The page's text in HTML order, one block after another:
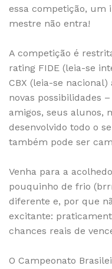
essa competição, um
mestre não entra!
A competição é
rating FIDE (leia-se
CBX (leia-se
novas possibilidades
amigos, seus alunos,
desenvolvido todo o
também pode ser
Venha para a
pouquinho de frio
diferente e, por que
excitante:
chances reais de
O Campeonato